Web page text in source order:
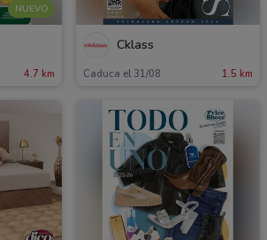
NUEVO
4.7 km
Cklass
Caduca el 31/08 1.5 km